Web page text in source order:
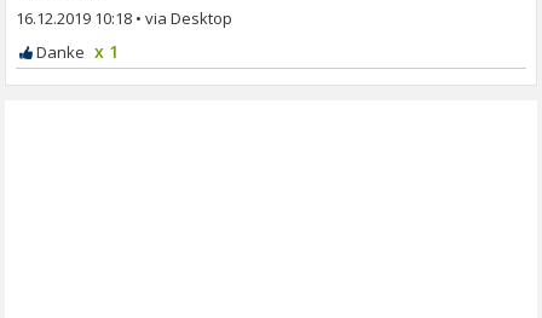
16.12.2019 10:18 •
x 1